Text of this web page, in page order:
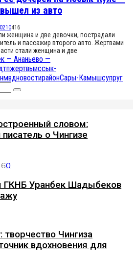
из авто
0416
женщина и две девочки, пострадали
и пассажир второго авто. Жертвами
стали женщина и две
— Ананьево —
жертвыиссык-
мвдновостирайонСары-Камышсупруг
Search
словом:
о Чингизе
0
ГКНБ Уранбек Шадыбеков
творчество Чингиза
вдохновения для